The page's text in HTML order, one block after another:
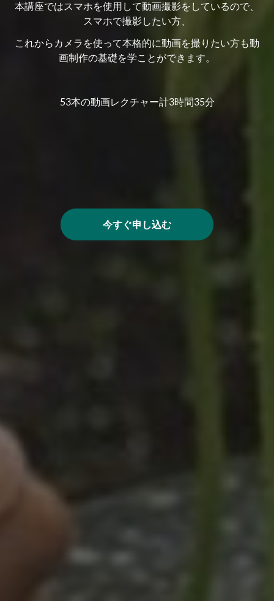
本講座ではスマホを使用して動画撮影をしているので、
スマホで撮影したい方、
これからカメラを使って本格的に動画を撮りたい方も動
画制作の基礎を学ことができます。
53本の動画レクチャー計3時間35分
今すぐ申し込む